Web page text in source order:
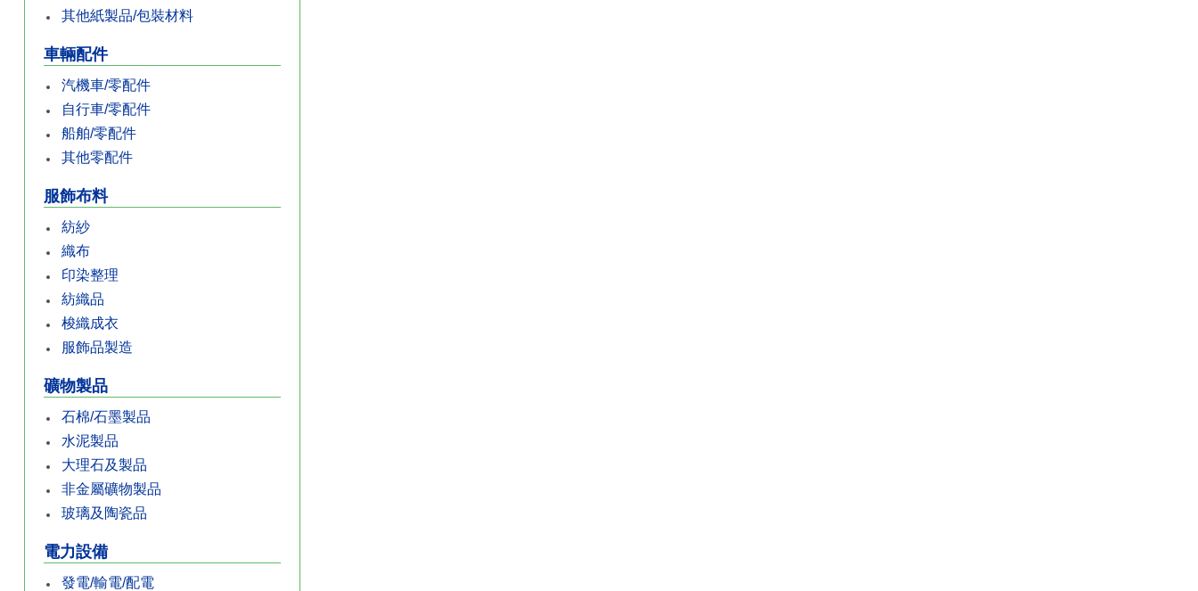
其他紙製品/包裝材料
車輛配件
汽機車/零配件
自行車/零配件
船舶/零配件
其他零配件
服飾布料
紡紗
織布
印染整理
紡織品
梭織成衣
服飾品製造
礦物製品
石棉/石墨製品
水泥製品
大理石及製品
非金屬礦物製品
玻璃及陶瓷品
電力設備
發電/輸電/配電